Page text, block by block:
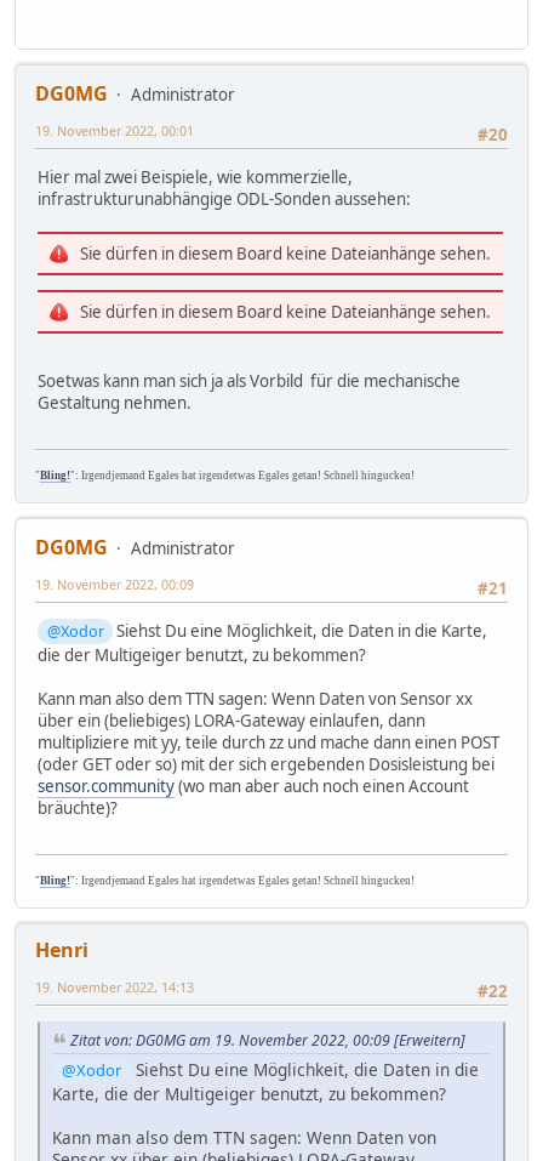
DG0MG
Administrator
#20
19. November 2022, 00:01
Hier mal zwei Beispiele, wie kommerzielle,
infrastrukturunabhängige ODL-Sonden aussehen:
Sie dürfen in diesem Board keine Dateianhänge sehen.
Sie dürfen in diesem Board keine Dateianhänge sehen.
Soetwas kann man sich ja als Vorbild für die mechanische
Gestaltung nehmen.
"Bling!": Irgendjemand Egales hat irgendetwas Egales getan! Schnell hingucken!
DG0MG
Administrator
#21
19. November 2022, 00:09
@Xodor Siehst Du eine Möglichkeit, die Daten in die Karte,
die der Multigeiger benutzt, zu bekommen?
Kann man also dem TTN sagen: Wenn Daten von Sensor xx
über ein (beliebiges) LORA-Gateway einlaufen, dann
multipliziere mit yy, teile durch zz und mache dann einen POST
(oder GET oder so) mit der sich ergebenden Dosisleistung bei
sensor.community(wo man aber auch noch einen Account
bräuchte)?
"Bling!": Irgendjemand Egales hat irgendetwas Egales getan! Schnell hingucken!
Henri
#22
19. November 2022, 14:13
Zitat von: DG0MG am 19. November 2022, 00:09[Erweitern]
@Xodor
Siehst Du eine Möglichkeit, die Daten in die
Karte, die der Multigeiger benutzt, zu bekommen?
Kann man also dem TTN sagen: Wenn Daten von